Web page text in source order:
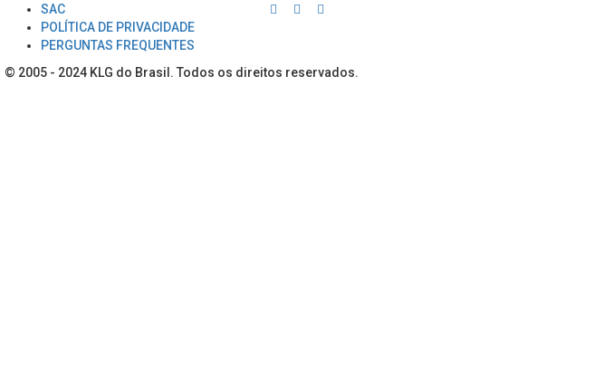
SAC
POLÍTICA DE PRIVACIDADE
PERGUNTAS FREQUENTES
© 2005 - 2024 KLG do Brasil . Todos os direitos reservados.